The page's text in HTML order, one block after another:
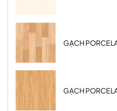
GẠCH
GẠCH